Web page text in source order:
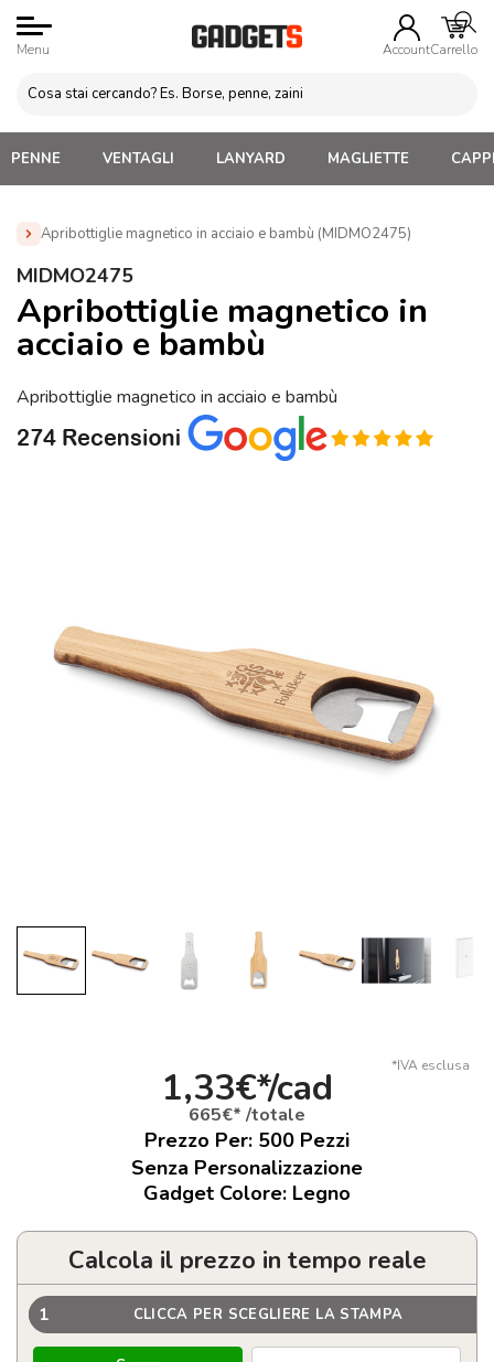
Menu AccountCarrello
PENNE VENTAGLI LANYARD MAGLIETTE
Apribottiglie magnetico in acciaio e bambù (MIDMO2475)
Home » Gadget Vino
(MIDMO2475)
MIDMO2475
Apribottiglie magnetico in
acciaio e bambù
Apribottiglie magnetico in acciaio e bambù
*IVA esclusa
1,33€*/cad
665€* /totale
Prezzo Per: 500 Pezzi
Senza Personalizzazione
Gadget Colore: Legno
Calcola il prezzo in tempo reale
1 CLICCA PER SCEGLIERE LA STAMPA